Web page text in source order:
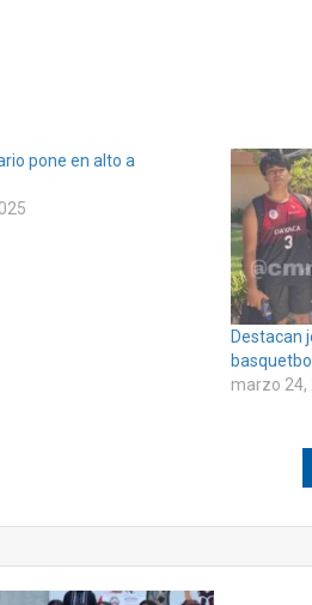
pone en alto a
Destacan
marzo 24,